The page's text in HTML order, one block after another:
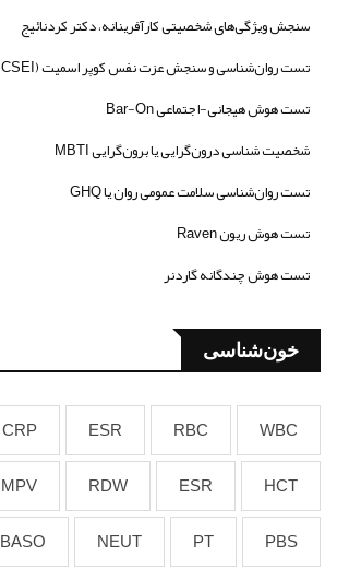
سنجش ویژگی‌های شخصیتی کارآفرینانه، دکتر کردنائیج
تست روان‌شناسی و سنجش عزت نفس کوپر اسمیت (CSEI)
تست هوش هیجانی-اجتماعی Bar-On
شخصیت شناسی درون‌گرایی یا برون‌گرایی MBTI
تست روان‌شناسی سلامت عمومی روان یا GHQ
تست هوش ریون Raven
تست هوش چندگانه گاردنر
خون‌شناسی
WBC
RBC
ESR
CRP
HCT
ESR
RDW
MPV
PBS
PT
NEUT
BASO